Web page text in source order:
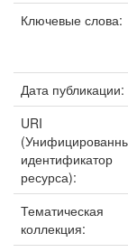
Ключевые слова:
Дата публикации:
URI
идентификатор
ресурса):
Тематическая
коллекция: